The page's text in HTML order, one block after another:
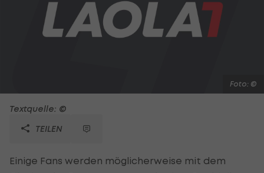
Foto: ©
Textquelle: ©
TEILEN
Einige Fans werden möglicherweise mit dem